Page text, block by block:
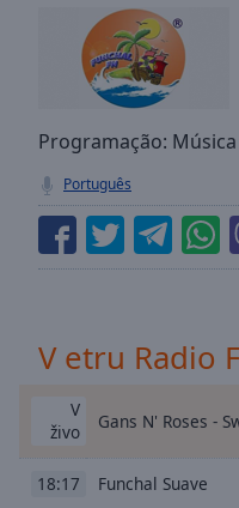
TypeLIVE
live,
currently
behind
LIVE
Remaining
Playback
Programação:
Português
V etru Radio
V
živo
Gans N' Roses -
18:17 Funchal Suave